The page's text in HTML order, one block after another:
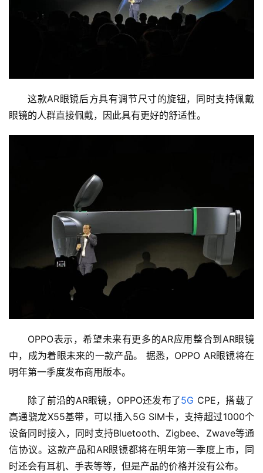
G
纪
新
商
新
这款AR眼镜后方具有调节尺寸的旋钮，同时支持佩戴
眼镜的人群直接佩戴，因此具有更好的舒适性。
OPPO表示，希望未来有更多的AR应用整合到AR眼镜
中，成为着眼未来的一款产品。 据悉，OPPO AR眼镜将在
明年第一季度发布商用版本。
除了前沿的AR眼镜，OPPO还发布了5G CPE，搭载了
高通骁龙X55基带，可以插入5G SIM卡，支持超过1000个
设备同时接入，同时支持Bluetooth、Zigbee、Zwave等通
信协议。这款产品和AR眼镜都将在明年第一季度上市，同
时还会有耳机、手表等等，但是产品的价格并没有公布。